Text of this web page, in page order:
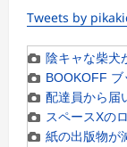
Tweets by